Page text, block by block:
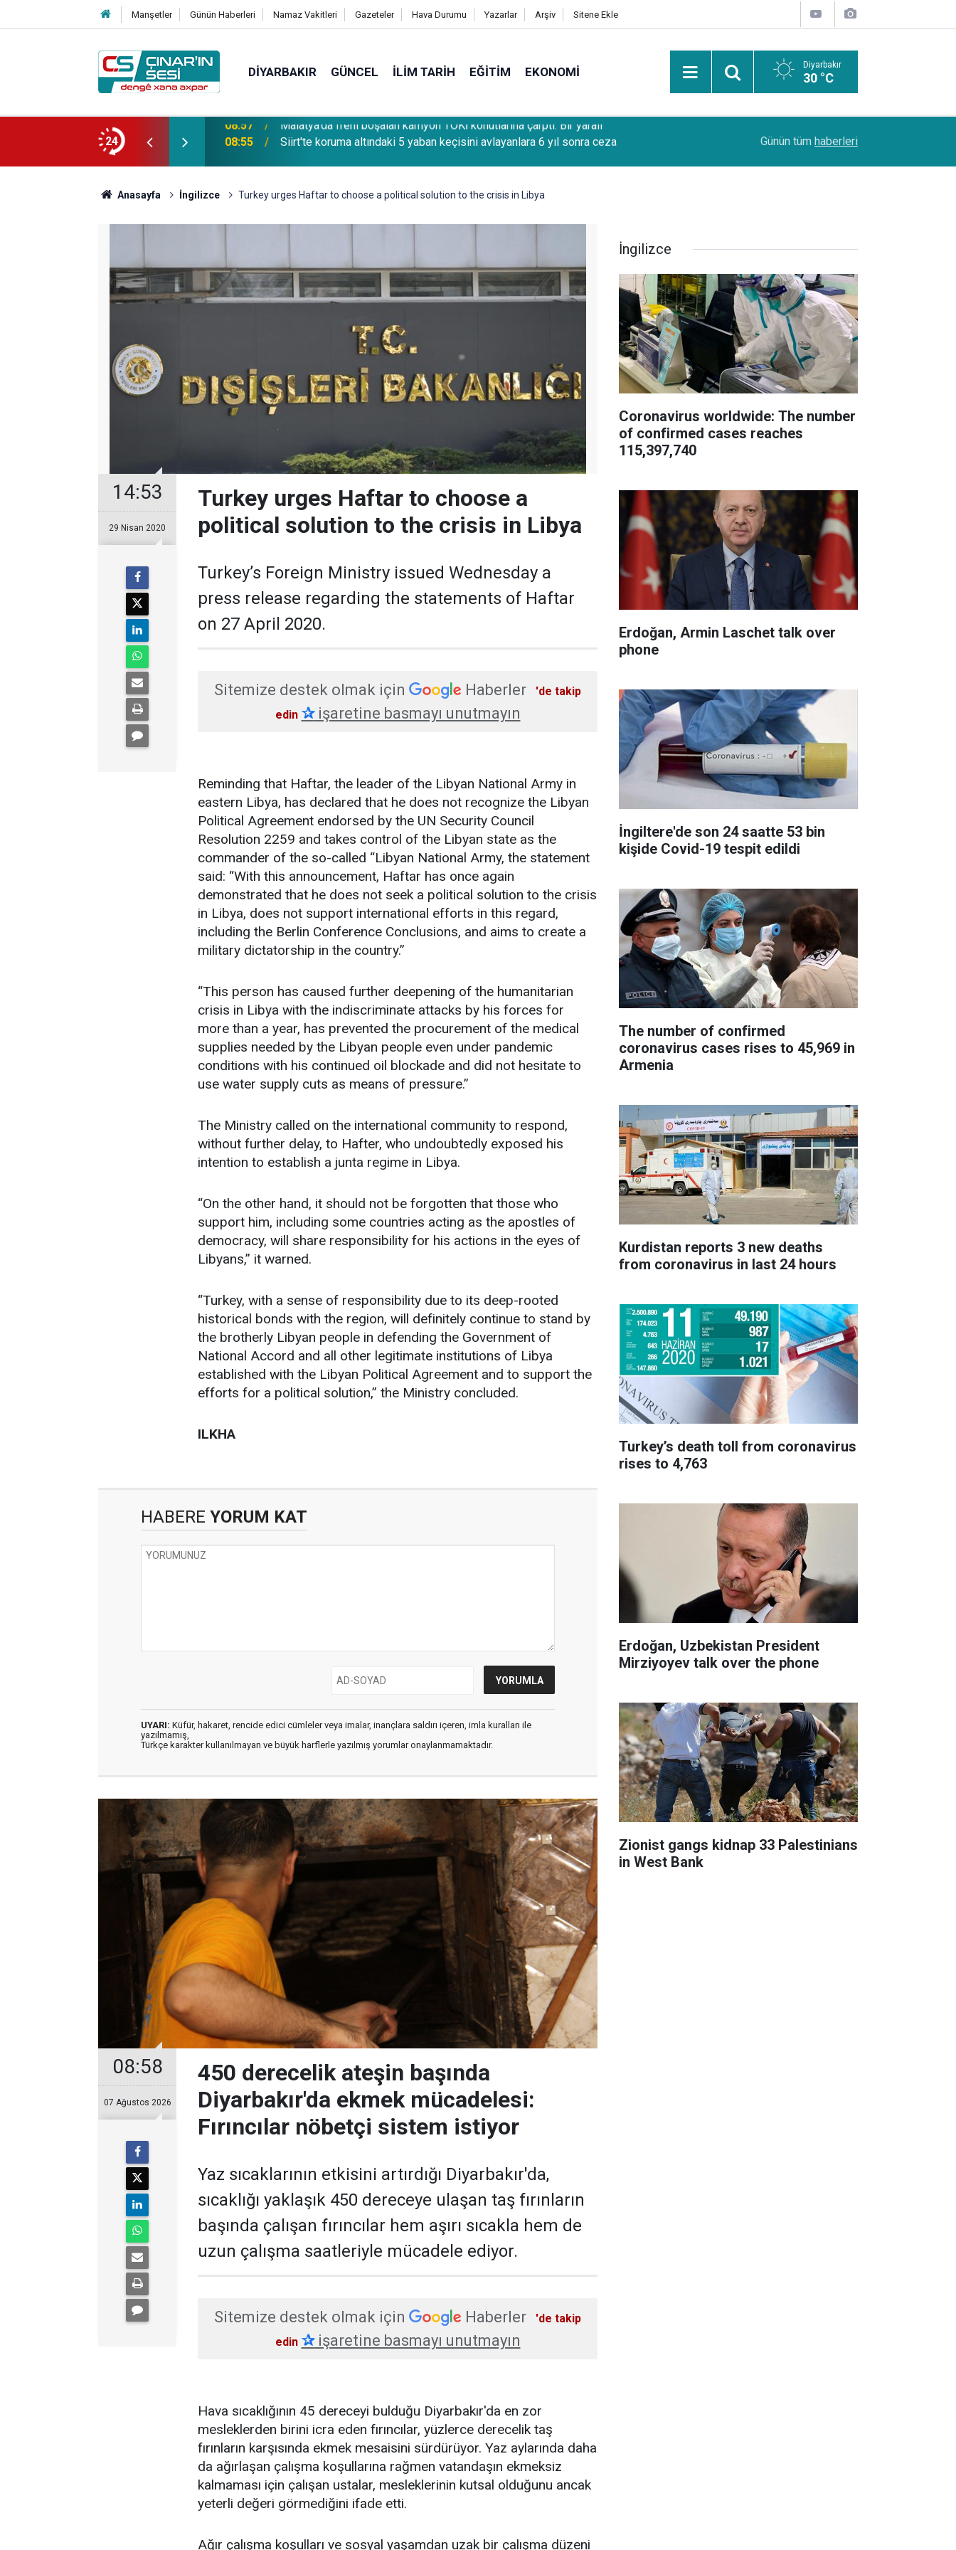
Manşetler Günün Haberleri Namaz Vakitleri Gazeteler Hava Durumu Yazarlar Arşiv Sitene Ekle
DIYARBAKIR GÜNCEL İLIM TARIH EĞITIM EKONOMI Diyarbakır
30 °C
24
konutlarına çarptı: Bir yaralı 08:55 Siirt'te koruma altındaki 5 yaban keçisini avlayanlara 6 yıl sonra ceza Bakan Göktaş Ağrı'da açıklamalarda bulundu
Günün tüm haberleri
Anasayfa İngilizce Turkey urges Haftar to choose a political solution to the crisis in Libya
14:53
29 Nisan 2020
Turkey urges Haftar to choose a
political solution to the crisis in Libya
Turkey’s Foreign Ministry issued Wednesday a
press release regarding the statements of Haftar
on 27 April 2020.
Sitemize destek olmak için Haberler
'de takip
edin ✰işaretine basmayı unutmayın
Reminding that Haftar, the leader of the Libyan National Army in
eastern Libya, has declared that he does not recognize the Libyan
Political Agreement endorsed by the UN Security Council
Resolution 2259 and takes control of the Libyan state as the
commander of the so-called “Libyan National Army, the statement
said: “With this announcement, Haftar has once again
demonstrated that he does not seek a political solution to the crisis
in Libya, does not support international efforts in this regard,
including the Berlin Conference Conclusions, and aims to create a
military dictatorship in the country.”
“This person has caused further deepening of the humanitarian
crisis in Libya with the indiscriminate attacks by his forces for
more than a year, has prevented the procurement of the medical
supplies needed by the Libyan people even under pandemic
conditions with his continued oil blockade and did not hesitate to
use water supply cuts as means of pressure.”
The Ministry called on the international community to respond,
without further delay, to Hafter, who undoubtedly exposed his
intention to establish a junta regime in Libya.
“On the other hand, it should not be forgotten that those who
support him, including some countries acting as the apostles of
democracy, will share responsibility for his actions in the eyes of
Libyans,” it warned.
“Turkey, with a sense of responsibility due to its deep-rooted
historical bonds with the region, will definitely continue to stand by
the brotherly Libyan people in defending the Government of
National Accord and all other legitimate institutions of Libya
established with the Libyan Political Agreement and to support the
efforts for a political solution,” the Ministry concluded.
ILKHA
HABERE YORUM KAT
UYARI: Küfür, hakaret, rencide edici cümleler veya imalar, inançlara saldırı içeren, imla kuralları ile
yazılmamış,
Türkçe karakter kullanılmayan ve büyük harflerle yazılmış yorumlar onaylanmamaktadır.
08:58
07 Ağustos 2026
450 derecelik ateşin başında
Diyarbakır'da ekmek mücadelesi:
Fırıncılar nöbetçi sistem istiyor
Yaz sıcaklarının etkisini artırdığı Diyarbakır'da,
sıcaklığı yaklaşık 450 dereceye ulaşan taş fırınların
başında çalışan fırıncılar hem aşırı sıcakla hem de
uzun çalışma saatleriyle mücadele ediyor.
Sitemize destek olmak için Haberler
'de takip
edin ✰işaretine basmayı unutmayın
Hava sıcaklığının 45 dereceyi bulduğu Diyarbakır'da en zor
mesleklerden birini icra eden fırıncılar, yüzlerce derecelik taş
fırınların karşısında ekmek mesaisini sürdürüyor. Yaz aylarında daha
da ağırlaşan çalışma koşullarına rağmen vatandaşın ekmeksiz
kalmaması için çalışan ustalar, mesleklerinin kutsal olduğunu ancak
yeterli değeri görmediğini ifade etti.
Ağır çalışma koşulları ve sosyal yaşamdan uzak bir çalışma düzeni
İngilizce
Coronavirus worldwide: The number
of confirmed cases reaches
115,397,740
Erdoğan, Armin Laschet talk over
phone
İngiltere'de son 24 saatte 53 bin
kişide Covid-19 tespit edildi
The number of confirmed
coronavirus cases rises to 45,969 in
Armenia
Kurdistan reports 3 new deaths
from coronavirus in last 24 hours
Turkey’s death toll from coronavirus
rises to 4,763
Erdoğan, Uzbekistan President
Mirziyoyev talk over the phone
Zionist gangs kidnap 33 Palestinians
in West Bank